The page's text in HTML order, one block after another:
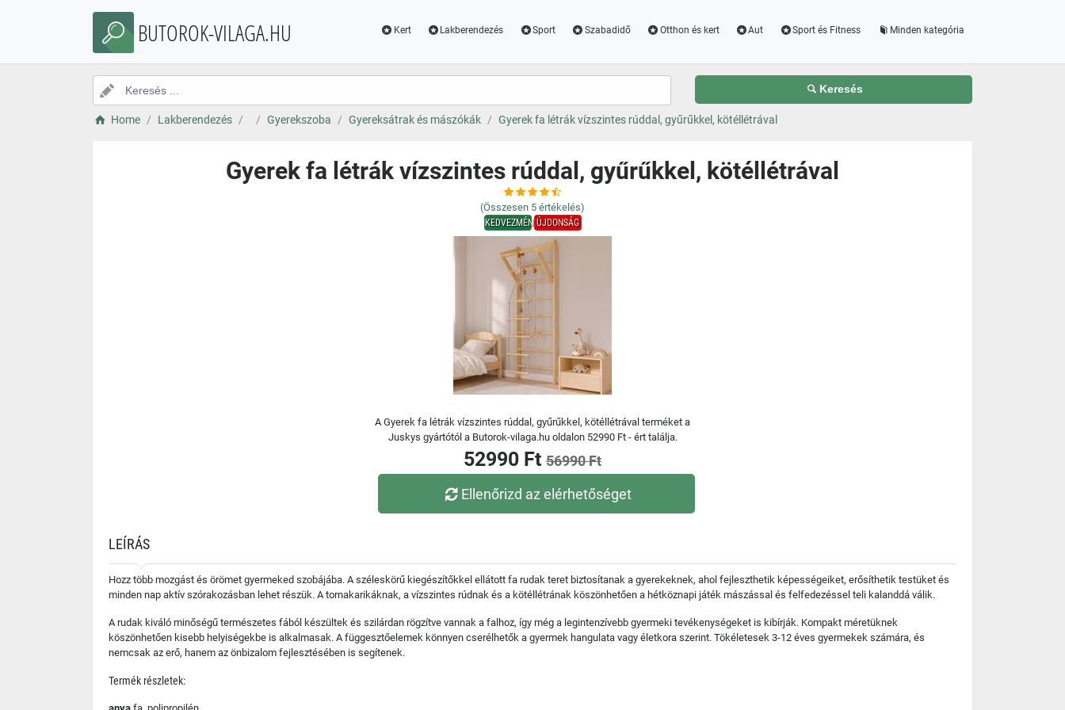
BUTOROK-VILAGA.HU Kert Lakberendezés Sport Szabadidő Otthon és kert Aut Sport és Fitness Minden kategória
Keresés
Home Lakberendezés Gyerekszoba Gyereksátrak és mászókák Gyerek fa létrák vízszintes rúddal, gyűrűkkel, kötéllétrával
Gyerek fa létrák vízszintes rúddal, gyűrűkkel, kötéllétrával
(Összesen 5 értékelés)
KEDVEZMÉNYÚJDONSÁG
A Gyerek fa létrák vízszintes rúddal, gyűrűkkel, kötéllétrával terméket a
Juskys gyártótól a Butorok-vilaga.hu oldalon 52990 Ft - ért találja.
52990 Ft 56990 Ft
Ellenőrizd az elérhetőséget
LEÍRÁS
Hozz több mozgást és örömet gyermeked szobájába. A széleskörű kiegészítőkkel ellátott fa rudak teret biztosítanak a gyerekeknek, ahol fejleszthetik képességeiket, erősíthetik testüket és
minden nap aktív szórakozásban lehet részük. A tornakarikáknak, a vízszintes rúdnak és a kötéllétrának köszönhetően a hétköznapi játék mászással és felfedezéssel teli kalanddá válik.
A rudak kiváló minőségű természetes fából készültek és szilárdan rögzítve vannak a falhoz, így még a legintenzívebb gyermeki tevékenységeket is kibírják. Kompakt méretüknek
köszönhetően kisebb helyiségekbe is alkalmasak. A függesztőelemek könnyen cserélhetők a gyermek hangulata vagy életkora szerint. Tökéletesek 3-12 éves gyermekek számára, és
nemcsak az erő, hanem az önbizalom fejlesztésében is segítenek.
Termék részletek: